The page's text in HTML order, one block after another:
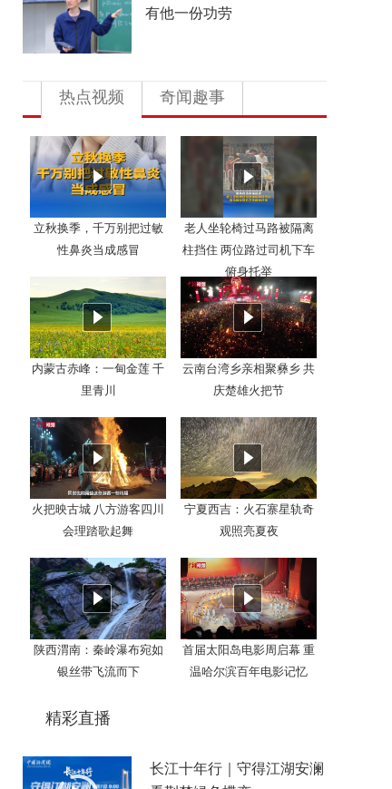
有他一份功劳
热点视频 奇闻趣事
立秋换季，千万别把过敏
性鼻炎当成感冒
老人坐轮椅过马路被隔离
柱挡住 两位路过司机下车
俯身托举
内蒙古赤峰：一甸金莲 千
里青川
云南台湾乡亲相聚彝乡 共
庆楚雄火把节
火把映古城 八方游客四川
会理踏歌起舞
宁夏西吉：火石寨星轨奇
观照亮夏夜
陕西渭南：秦岭瀑布宛如
银丝带飞流而下
首届太阳岛电影周启幕 重
温哈尔滨百年电影记忆
精彩直播
长江十年行｜守得江湖安澜